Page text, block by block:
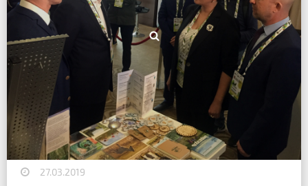
27.03.2019